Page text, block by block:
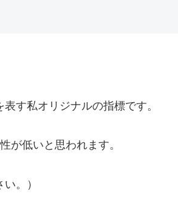
す私オリジナルの指標です。
が低いと思われます。
。）